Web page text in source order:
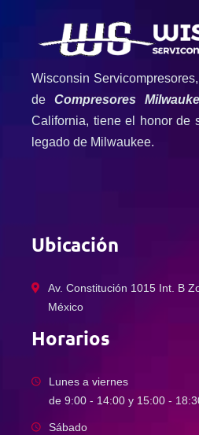
Wisconsin
de Compresores
California, tiene el honor de
legado de Milwaukee.
Ubicación
Av. Constitución 1015 Int. B
México
Horarios
Lunes a viernes
de 9:00 - 14:00 y 15:00 -
Sábado